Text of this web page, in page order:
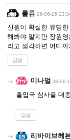
를류 26-06-15
신원이 확실한 유명
해봐야 알지만 장원
라고 생각하면 어디
답글
미나얼 26-06-
출입국 심사를 대
답글
리바이브헤